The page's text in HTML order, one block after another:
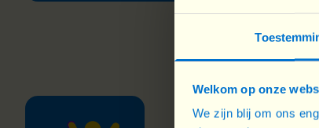
Welkom op onze
We zijn blij om ons
Son espace